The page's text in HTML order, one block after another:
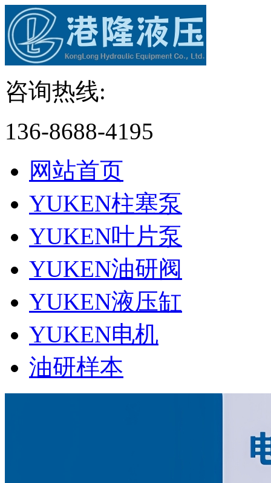
咨询热线:
136-8688-4195
网站首页
YUKEN柱塞泵
YUKEN叶片泵
YUKEN油研阀
YUKEN液压缸
YUKEN电机
油研样本